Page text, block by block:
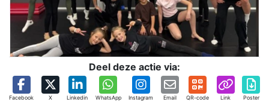
Deel deze actie via:
Facebook X Linkedin WhatsApp Instagram Email QR-code Link Poster